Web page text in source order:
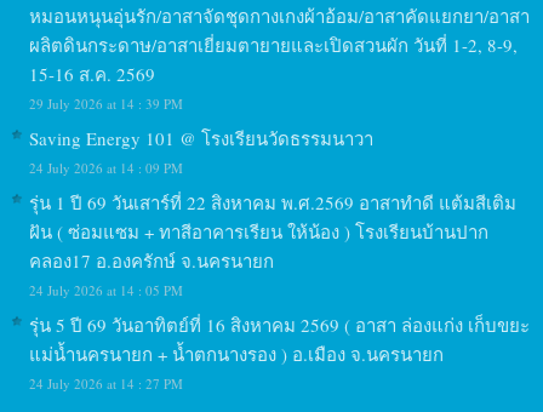
หมอนหนุนอุ่นรัก/อาสาจัดชุดกางเกงผ้าอ้อม/อาสาคัดแยกยา/อาสา
ผลิตดินกระดาษ/อาสาเยี่ยมตายายและเปิดสวนผัก วันที่ 1-2, 8-9,
15-16 ส.ค. 2569
29 July 2026 at 14 : 39 PM
Saving Energy 101 @ โรงเรียนวัดธรรมนาวา
24 July 2026 at 14 : 09 PM
รุ่น 1 ปี 69 วันเสาร์ที่ 22 สิงหาคม พ.ศ.2569 อาสาทำดี แต้มสีเติม
ฝัน ( ซ่อมแซม + ทาสีอาคารเรียน ให้น้อง ) โรงเรียนบ้านปาก
คลอง17 อ.องครักษ์ จ.นครนายก
24 July 2026 at 14 : 05 PM
รุ่น 5 ปี 69 วันอาทิตย์ที่ 16 สิงหาคม 2569 ( อาสา ล่องแก่ง เก็บขยะ
แม่น้ำนครนายก + น้ำตกนางรอง ) อ.เมือง จ.นครนายก
24 July 2026 at 14 : 27 PM